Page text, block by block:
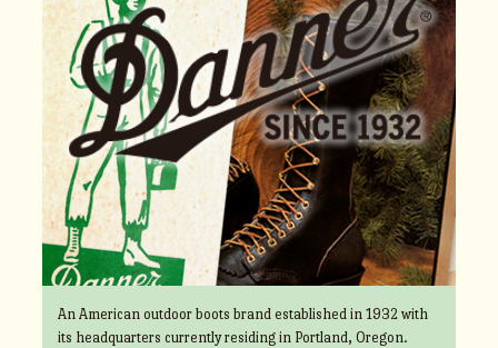
An American outdoor boots brand established in 1932 with
its headquarters currently residing in Portland, Oregon.